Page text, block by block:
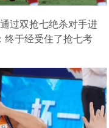
过双抢七绝杀对手进
终于经受住了抢七考